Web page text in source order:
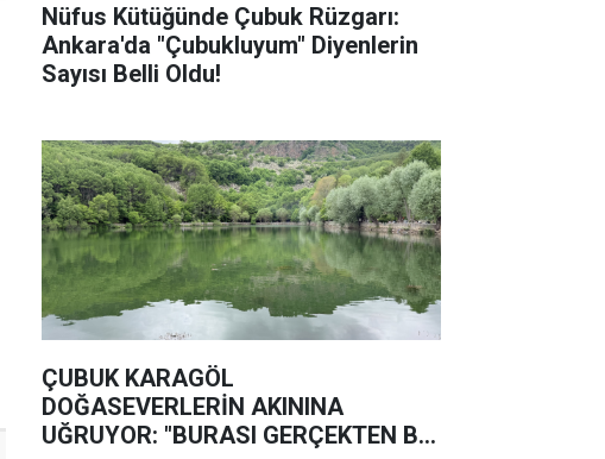
Nüfus Kütüğünde Çubuk Rüzgarı:
Ankara'da "Çubukluyum" Diyenlerin
Sayısı Belli Oldu!
ÇUBUK KARAGÖL
DOĞASEVERLERİN AKININA
UĞRUYOR: "BURASI GERÇEKTEN BİR